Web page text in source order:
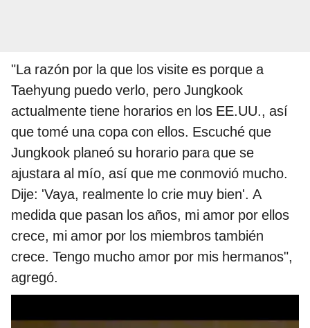
"La razón por la que los visite es porque a
Taehyung puedo verlo, pero Jungkook
actualmente tiene horarios en los EE.UU., así
que tomé una copa con ellos. Escuché que
Jungkook planeó su horario para que se
ajustara al mío, así que me conmovió mucho.
Dije: 'Vaya, realmente lo crie muy bien'. A
medida que pasan los años, mi amor por ellos
crece, mi amor por los miembros también
crece. Tengo mucho amor por mis hermanos",
agregó.